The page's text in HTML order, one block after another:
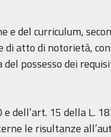
del curriculum,
atto di notorietà,
possesso dei
dell’art. 15 della L.
le risultanze